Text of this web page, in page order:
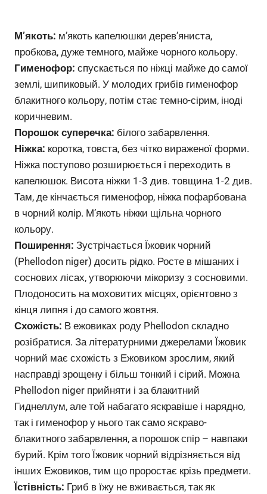
М’якоть: м’якоть капелюшки дерев’яниста,
пробкова, дуже темного, майже чорного кольору.
Гименофор: спускається по ніжці майже до самої
землі, шипиковый. У молодих грибів гименофор
блакитного кольору, потім стає темно-сірим, іноді
коричневим.
Порошок суперечка: білого забарвлення.
Ніжка: коротка, товста, без чітко вираженої форми.
Ніжка поступово розширюється і переходить в
капелюшок. Висота ніжки 1-3 див. товщина 1-2 див.
Там, де кінчається гименофор, ніжка пофарбована
в чорний колір. М’якоть ніжки щільна чорного
кольору.
Поширення: Зустрічається Їжовик чорний
(Phellodon niger) досить рідко. Росте в мішаних і
соснових лісах, утворюючи мікоризу з сосновими.
Плодоносить на моховитих місцях, орієнтовно з
кінця липня і до самого жовтня.
Схожість: В ежовиках роду Phellodon складно
розібратися. За літературними джерелами Їжовик
чорний має схожість з Ежовиком зрослим, який
насправді зрощену і більш тонкий і сірий. Можна
Phellodon niger прийняти і за блакитний
Гиднеллум, але той набагато яскравіше і нарядно,
так і гименофор у нього так само яскраво-
блакитного забарвлення, а порошок спір – навпаки
бурий. Крім того Їжовик чорний відрізняється від
інших Ежовиков, тим що проростає крізь предмети.
Їстівність: Гриб в їжу не вживається, так як